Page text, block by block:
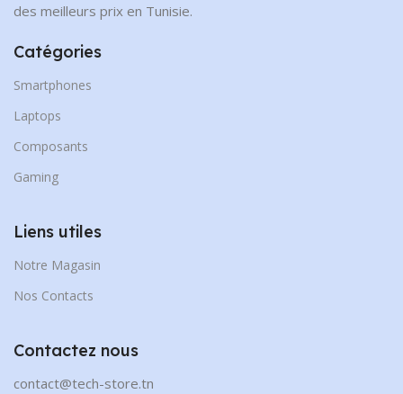
des meilleurs prix en Tunisie.
Catégories
Smartphones
Laptops
Composants
Gaming
Liens utiles
Notre Magasin
Nos Contacts
Contactez nous
contact@tech-store.tn